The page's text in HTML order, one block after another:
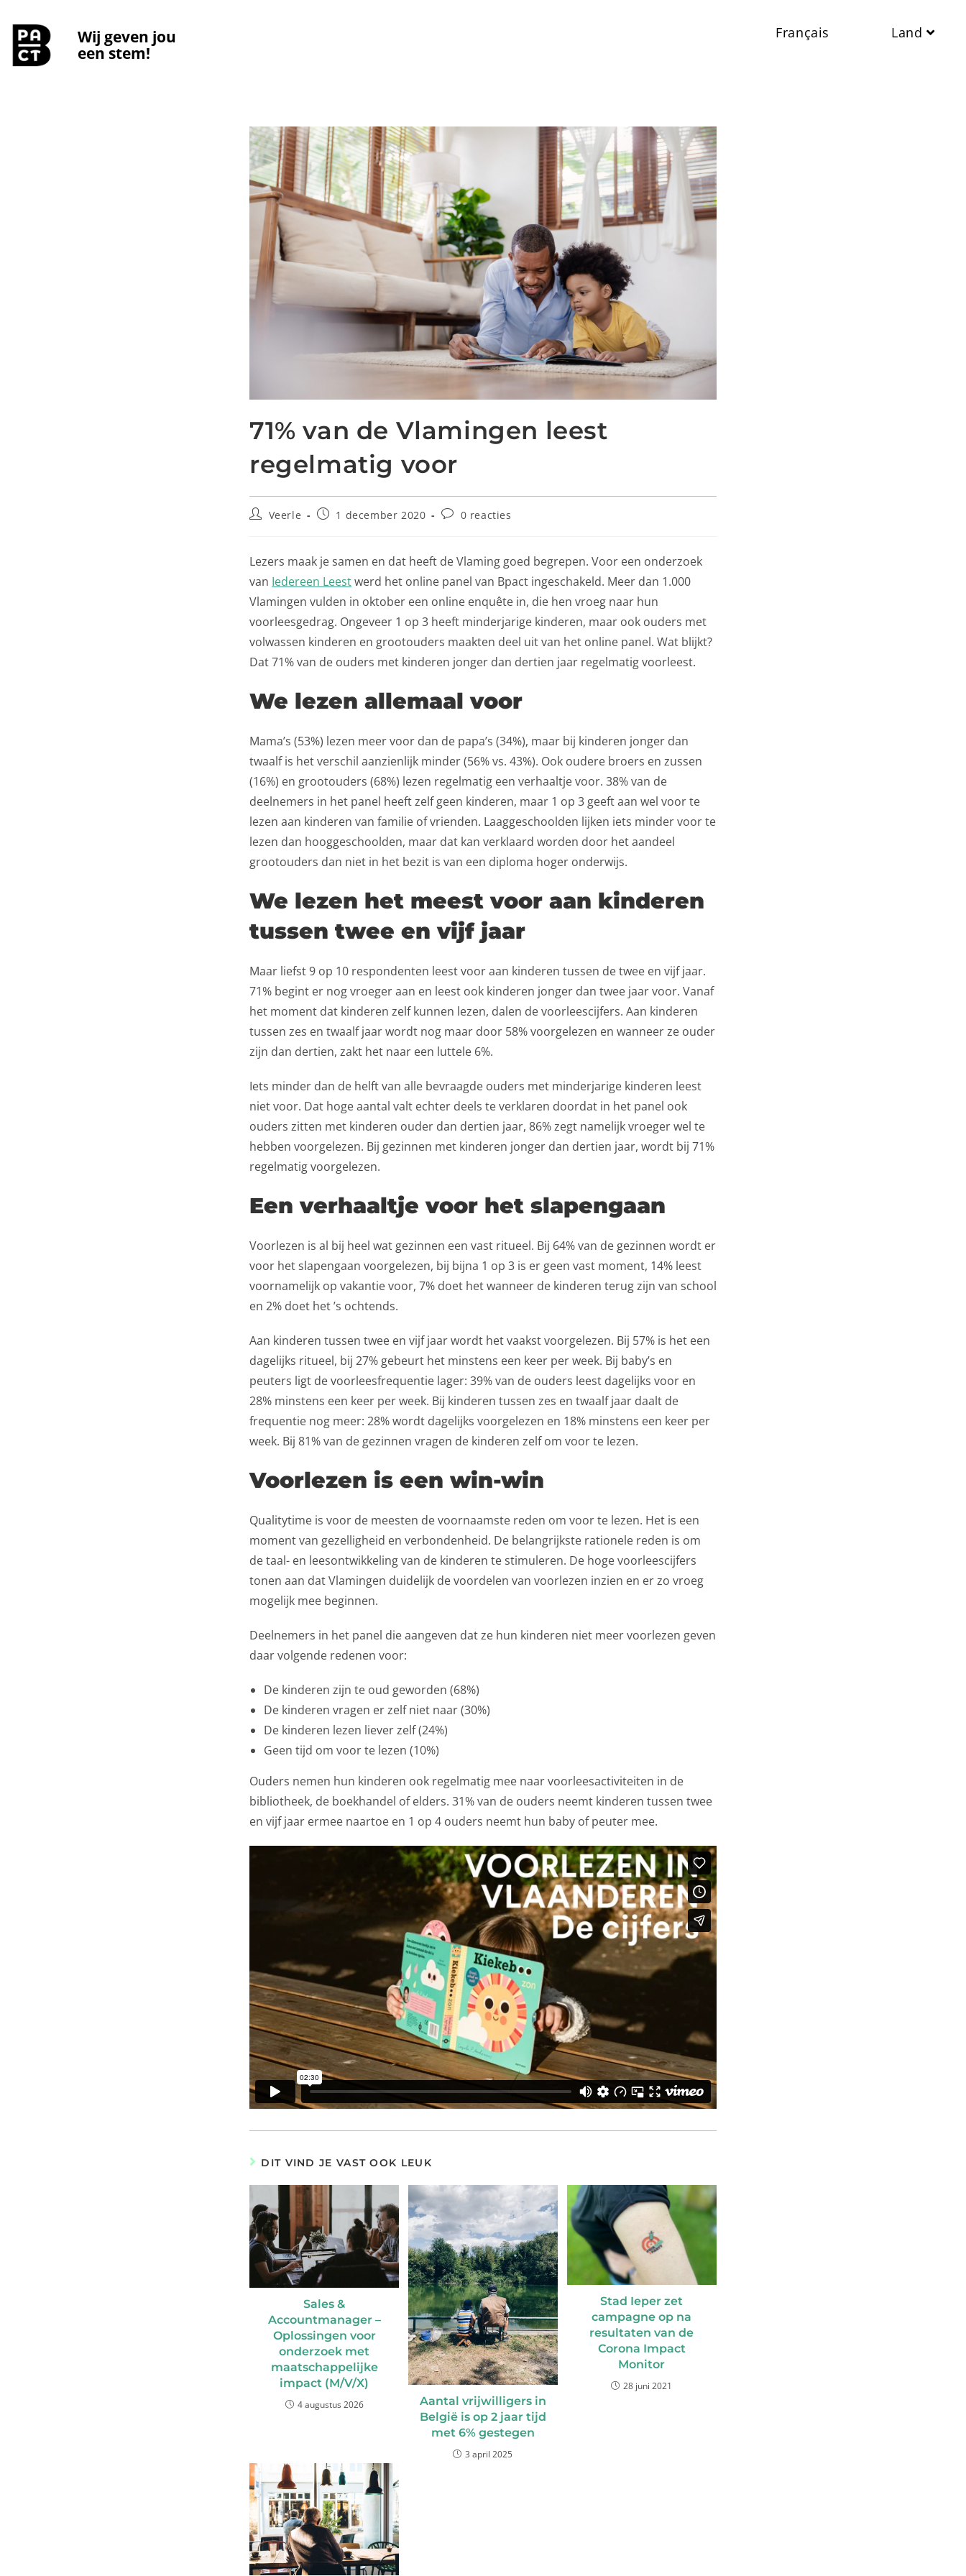
Wij geven jou
een stem!
Français Land
71% van de Vlamingen leest
regelmatig voor
Veerle 1 december 2020 0 reacties
Lezers maak je samen en dat heeft de Vlaming goed begrepen. Voor een onderzoek
van Iedereen Leestwerd het online panel van Bpact ingeschakeld. Meer dan 1.000
Vlamingen vulden in oktober een online enquête in, die hen vroeg naar hun
voorleesgedrag. Ongeveer 1 op 3 heeft minderjarige kinderen, maar ook ouders met
volwassen kinderen en grootouders maakten deel uit van het online panel. Wat blijkt?
Dat 71% van de ouders met kinderen jonger dan dertien jaar regelmatig voorleest.
We lezen allemaal voor
Mama’s (53%) lezen meer voor dan de papa’s (34%), maar bij kinderen jonger dan
twaalf is het verschil aanzienlijk minder (56% vs. 43%). Ook oudere broers en zussen
(16%) en grootouders (68%) lezen regelmatig een verhaaltje voor. 38% van de
deelnemers in het panel heeft zelf geen kinderen, maar 1 op 3 geeft aan wel voor te
lezen aan kinderen van familie of vrienden. Laaggeschoolden lijken iets minder voor te
lezen dan hooggeschoolden, maar dat kan verklaard worden door het aandeel
grootouders dan niet in het bezit is van een diploma hoger onderwijs.
We lezen het meest voor aan kinderen
tussen twee en vijf jaar
Maar liefst 9 op 10 respondenten leest voor aan kinderen tussen de twee en vijf jaar.
71% begint er nog vroeger aan en leest ook kinderen jonger dan twee jaar voor. Vanaf
het moment dat kinderen zelf kunnen lezen, dalen de voorleescijfers. Aan kinderen
tussen zes en twaalf jaar wordt nog maar door 58% voorgelezen en wanneer ze ouder
zijn dan dertien, zakt het naar een luttele 6%.
Iets minder dan de helft van alle bevraagde ouders met minderjarige kinderen leest
niet voor. Dat hoge aantal valt echter deels te verklaren doordat in het panel ook
ouders zitten met kinderen ouder dan dertien jaar, 86% zegt namelijk vroeger wel te
hebben voorgelezen. Bij gezinnen met kinderen jonger dan dertien jaar, wordt bij 71%
regelmatig voorgelezen.
Een verhaaltje voor het slapengaan
Voorlezen is al bij heel wat gezinnen een vast ritueel. Bij 64% van de gezinnen wordt er
voor het slapengaan voorgelezen, bij bijna 1 op 3 is er geen vast moment, 14% leest
voornamelijk op vakantie voor, 7% doet het wanneer de kinderen terug zijn van school
en 2% doet het ’s ochtends.
Aan kinderen tussen twee en vijf jaar wordt het vaakst voorgelezen. Bij 57% is het een
dagelijks ritueel, bij 27% gebeurt het minstens een keer per week. Bij baby’s en
peuters ligt de voorleesfrequentie lager: 39% van de ouders leest dagelijks voor en
28% minstens een keer per week. Bij kinderen tussen zes en twaalf jaar daalt de
frequentie nog meer: 28% wordt dagelijks voorgelezen en 18% minstens een keer per
week. Bij 81% van de gezinnen vragen de kinderen zelf om voor te lezen.
Voorlezen is een win-win
Qualitytime is voor de meesten de voornaamste reden om voor te lezen. Het is een
moment van gezelligheid en verbondenheid. De belangrijkste rationele reden is om
de taal- en leesontwikkeling van de kinderen te stimuleren. De hoge voorleescijfers
tonen aan dat Vlamingen duidelijk de voordelen van voorlezen inzien en er zo vroeg
mogelijk mee beginnen.
Deelnemers in het panel die aangeven dat ze hun kinderen niet meer voorlezen geven
daar volgende redenen voor:
De kinderen zijn te oud geworden (68%)
De kinderen vragen er zelf niet naar (30%)
De kinderen lezen liever zelf (24%)
Geen tijd om voor te lezen (10%)
Ouders nemen hun kinderen ook regelmatig mee naar voorleesactiviteiten in de
bibliotheek, de boekhandel of elders. 31% van de ouders neemt kinderen tussen twee
en vijf jaar ermee naartoe en 1 op 4 ouders neemt hun baby of peuter mee.
DIT VIND JE VAST OOK LEUK
Sales &
Accountmanager –
Oplossingen voor
onderzoek met
maatschappelijke
impact (M/V/X)
4 augustus 2026
Aantal vrijwilligers in
België is op 2 jaar tijd
met 6% gestegen
3 april 2025
Stad Ieper zet
campagne op na
resultaten van de
Corona Impact
Monitor
28 juni 2021